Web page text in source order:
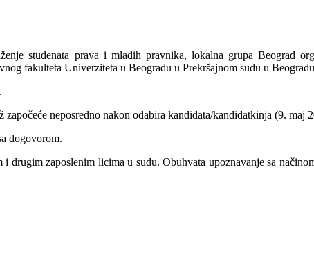
studenata prava i mladih pravnika, lokalna grupa Beograd
fakulteta Univerziteta u Beogradu u Prekršajnom sudu u
započeće neposredno nakon odabira kandidata/kandidatkinja (9. maj
dogovorom.
zaposlenim licima u sudu. Obuhvata upoznavanje sa